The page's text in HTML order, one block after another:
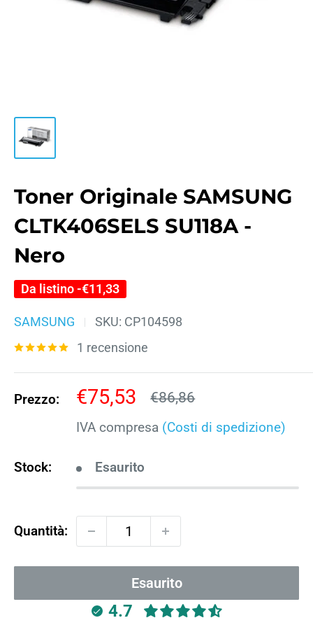
Toner Originale SAMSUNG
CLTK406SELS SU118A -
Nero
Da listino -€11,33
SAMSUNG SKU: CP104598
1 recensione
Prezzo:
Prezzo
scontato
€75,53 Prezzo
€86,86
IVA compresa (Costi di spedizione)
Stock: Esaurito
Quantità:
Esaurito
4.7